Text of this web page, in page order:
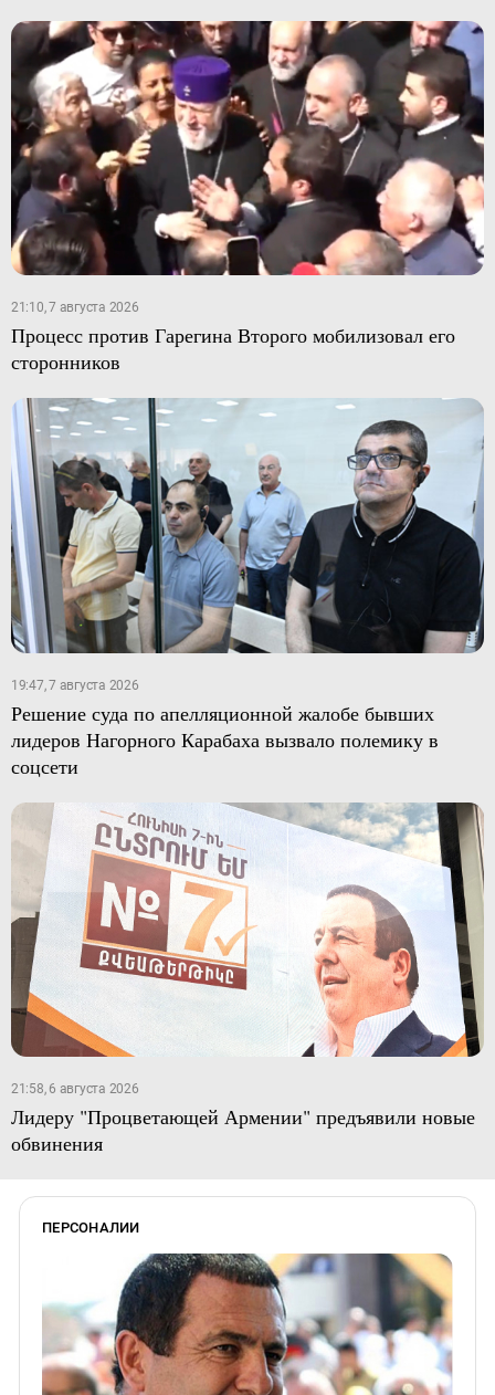
21:10, 7 августа 2026
Процесс против Гарегина Второго мобилизовал его
сторонников
19:47, 7 августа 2026
Решение суда по апелляционной жалобе бывших
лидеров Нагорного Карабаха вызвало полемику в
соцсети
21:58, 6 августа 2026
Лидеру "Процветающей Армении" предъявили новые
обвинения
ПЕРСОНАЛИИ